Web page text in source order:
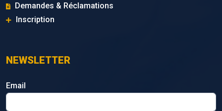
Demandes & Réclamations
Inscription
NEWSLETTER
Email